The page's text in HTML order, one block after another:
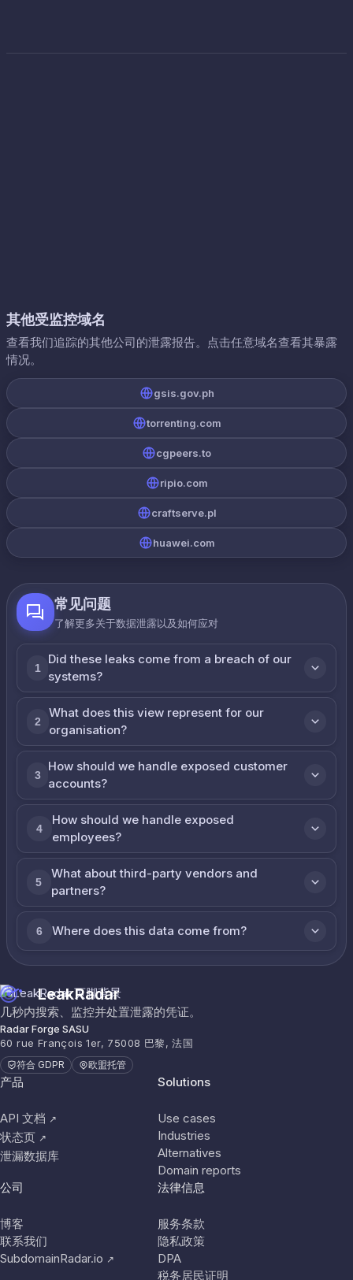
其他受监控域名
查看我们追踪的其他公司的泄露报告。点击任意域名查看其暴露
情况。
gsis.gov.ph
torrenting.com
cgpeers.to
ripio.com
craftserve.pl
huawei.com
常见问题
了解更多关于数据泄露以及如何应对
1
Did these leaks come from a breach of our
systems?
2
What does this view represent for our
organisation?
3
How should we handle exposed customer
accounts?
4
How should we handle exposed
employees?
5
What about third-party vendors and
partners?
6 Where does this data come from?
LeakRadar
几秒内搜索、监控并处置泄露的凭证。
Radar Forge SASU
60 rue François 1er, 75008 巴黎, 法国
符合 GDPR 欧盟托管
产品
API 文档 ↗
状态页 ↗
泄漏数据库
Solutions
Use cases
Industries
Alternatives
Domain reports
公司
博客
联系我们
SubdomainRadar.io ↗
法律信息
服务条款
隐私政策
DPA
税务居民证明